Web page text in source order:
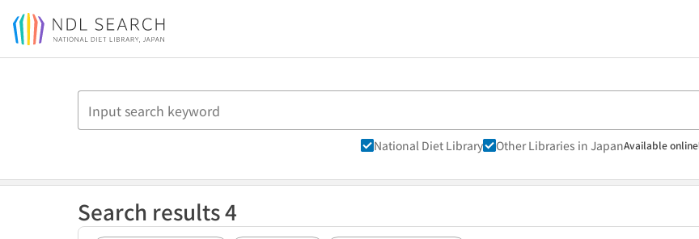
Jump to main content
National Diet Library Other Libraries in JapanAvailable online
Search results 4